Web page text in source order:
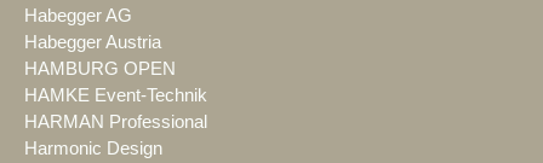
Habegger AG
Habegger Austria
HAMBURG OPEN
HAMKE Event-Technik
HARMAN Professional
Harmonic Design